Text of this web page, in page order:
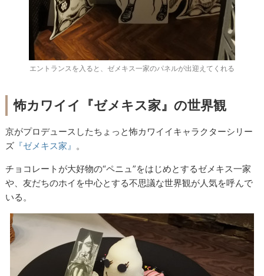
エントランスを入ると、ゼメキス一家のパネルが出迎えてくれる
怖カワイイ『ゼメキス家』の世界観
京がプロデュースしたちょっと怖カワイイキャラクターシリー
ズ 『ゼメキス家』 。
チョコレートが大好物の“ペニュ”をはじめとするゼメキス一家
や、友だちのホイを中心とする不思議な世界観が人気を呼んで
いる。